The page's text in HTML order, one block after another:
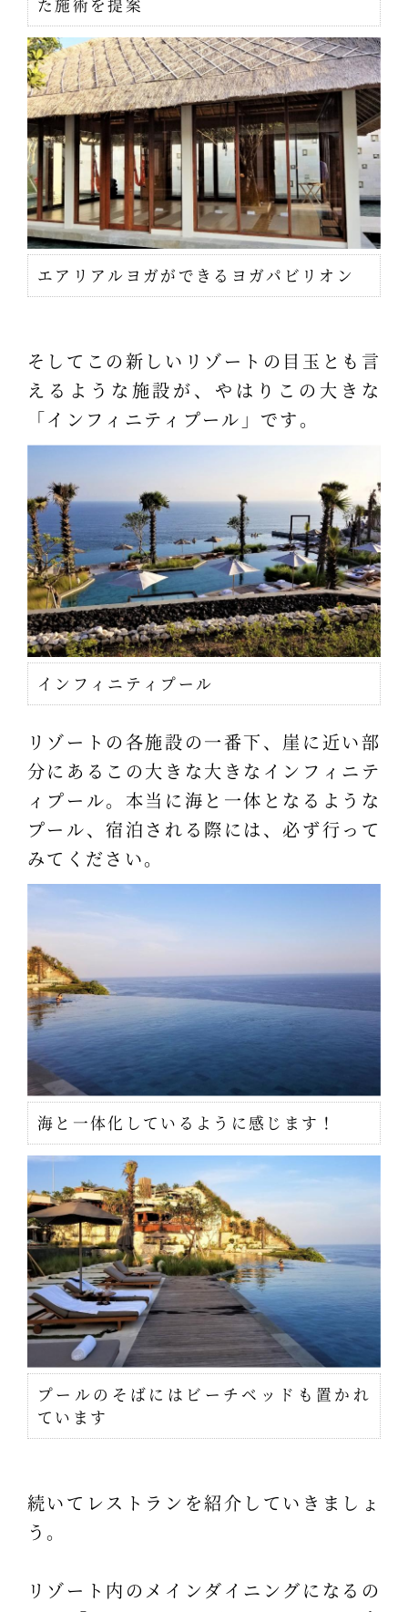
エアリアルヨガができるヨガパビリオン
そしてこの新しいリゾートの目玉とも言
えるような施設が、やはりこの大きな
「インフィニティプール」です。
インフィニティプール
リゾートの各施設の一番下、崖に近い部
分にあるこの大きな大きなインフィニテ
ィプール。本当に海と一体となるような
プール、宿泊される際には、必ず行って
みてください。
海と一体化しているように感じます！
プールのそばにはビーチベッドも置かれ
ています
続いてレストランを紹介していきましょ
う。
リゾート内のメインダイニングになるの